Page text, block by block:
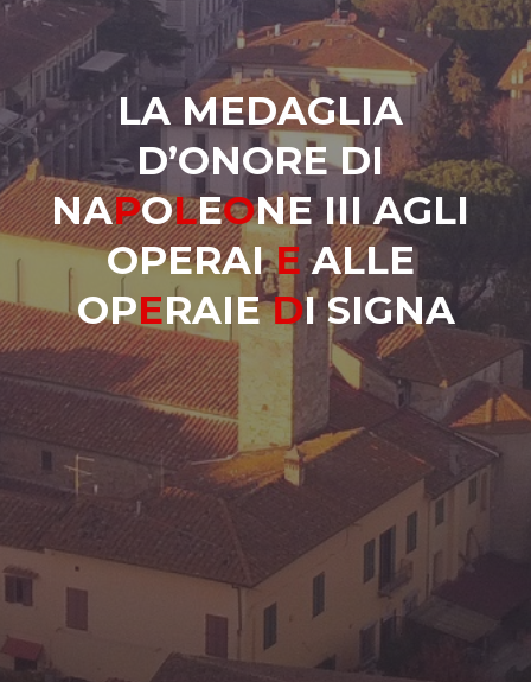
LA MEDAGLIA
D’ONORE DI
NAPOLEONE III AGLI
OPERAI E ALLE
OPERAIE DI SIGNA